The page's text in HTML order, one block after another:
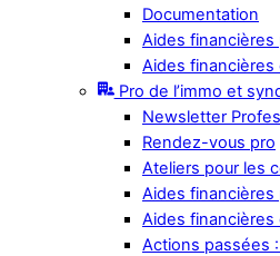
Documentation
Aides financières
Aides
Pro de l’immo et
Newsletter
Rendez-vous pro
Ateliers pour les
Aides financières
Aides
Actions passées